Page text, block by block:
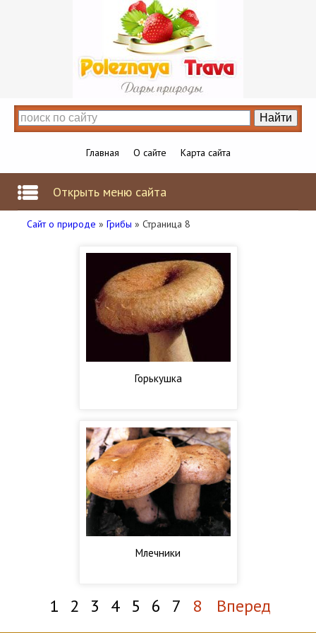
Главная О сайте Карта сайта
Открыть меню сайта
Сайт о природе » Грибы » Страница 8
Горькушка
Млечники
1 2 3 4 5 6 7 8 Вперед